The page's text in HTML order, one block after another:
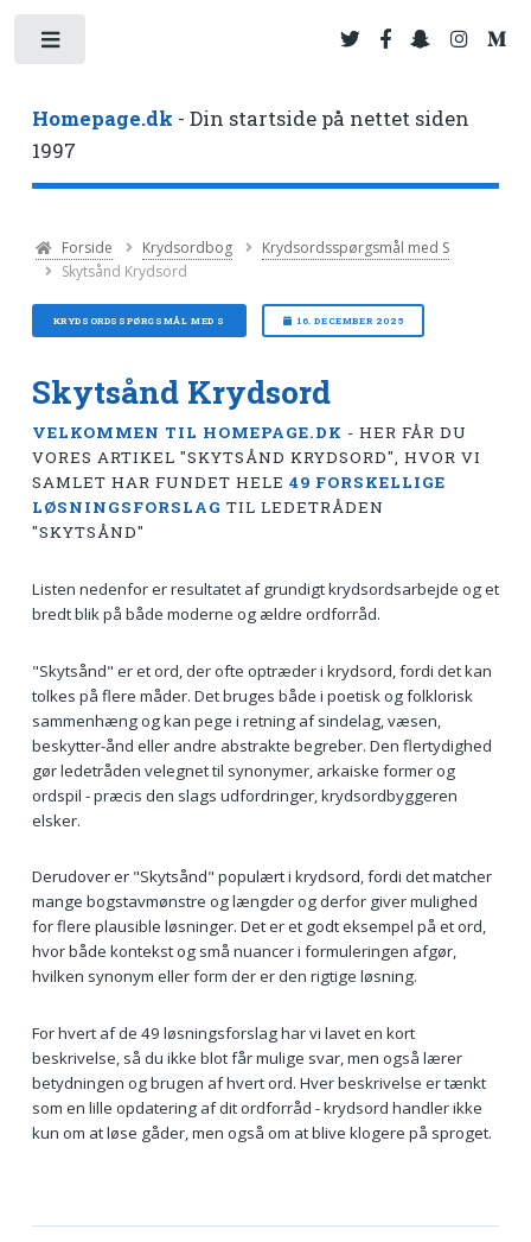
Homepage.dk - Din startside på nettet siden
1997
Forside Krydsordbog
Krydsordsspørgsmål med S
Skytsånd Krydsord
KRYDSORDSSPØRGSMÅL MED S 16. DECEMBER 2025
Skytsånd Krydsord
VELKOMMEN TIL HOMEPAGE.DK - HER FÅR DU
VORES ARTIKEL "SKYTSÅND KRYDSORD", HVOR VI
SAMLET HAR FUNDET HELE 49 FORSKELLIGE
LØSNINGSFORSLAG TIL LEDETRÅDEN
"SKYTSÅND"
Listen nedenfor er resultatet af grundigt krydsordsarbejde og et
bredt blik på både moderne og ældre ordforråd.
"Skytsånd" er et ord, der ofte optræder i krydsord, fordi det kan
tolkes på flere måder. Det bruges både i poetisk og folklorisk
sammenhæng og kan pege i retning af sindelag, væsen,
beskytter-ånd eller andre abstrakte begreber. Den flertydighed
gør ledetråden velegnet til synonymer, arkaiske former og
ordspil - præcis den slags udfordringer, krydsordbyggeren
elsker.
Derudover er "Skytsånd" populært i krydsord, fordi det matcher
mange bogstavmønstre og længder og derfor giver mulighed
for flere plausible løsninger. Det er et godt eksempel på et ord,
hvor både kontekst og små nuancer i formuleringen afgør,
hvilken synonym eller form der er den rigtige løsning.
For hvert af de 49 løsningsforslag har vi lavet en kort
beskrivelse, så du ikke blot får mulige svar, men også lærer
betydningen og brugen af hvert ord. Hver beskrivelse er tænkt
som en lille opdatering af dit ordforråd - krydsord handler ikke
kun om at løse gåder, men også om at blive klogere på sproget.